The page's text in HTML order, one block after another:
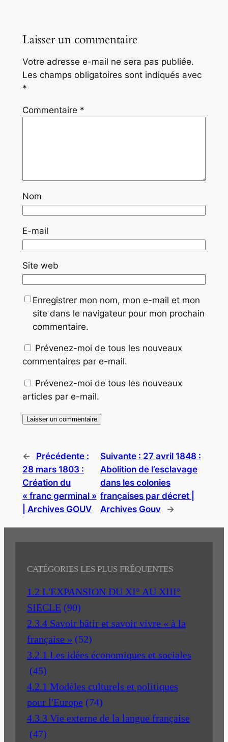
Laisser un commentaire
Votre adresse e-mail ne sera pas publiée.
Les champs obligatoires sont indiqués avec
*
Commentaire *
Nom
E-mail
Site web
Enregistrer mon nom, mon e-mail et mon
site dans le navigateur pour mon prochain
commentaire.
Prévenez-moi de tous les nouveaux
commentaires par e-mail.
Prévenez-moi de tous les nouveaux
articles par e-mail.
←
Précédente :
28 mars 1803 :
Création du
« franc germinal »
| Archives GOUV
Suivante : 27 avril 1848 :
Abolition de l’esclavage
dans les colonies
françaises par décret |
Archives Gouv
→
CATÉGORIES LES PLUS FRÉQUENTES
1.2 L'EXPANSION DU XI° AU XIII°
SIECLE (90)
2.3.4 Savoir bâtir et savoir vivre « à la
française » (52)
3.2.1 Les idées économiques et sociales
(45)
4.2.1 Modèles culturels et politiques
pour l'Europe (74)
4.3.3 Vie externe de la langue française
(47)